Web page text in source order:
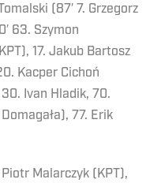
(87′ 7. Grzegorz
63. Szymon
17. Jakub Bartosz
Kacper Cichoń
Ivan Hladik, 70.
77. Erik
Malarczyk (KPT),